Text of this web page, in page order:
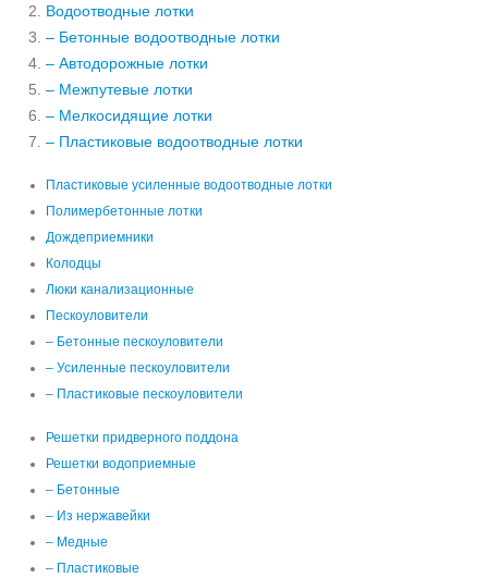
Водоотводные лотки
– Бетонные водоотводные лотки
– Автодорожные лотки
– Межпутевые лотки
– Мелкосидящие лотки
– Пластиковые водоотводные лотки
Пластиковые усиленные водоотводные лотки
Полимербетонные лотки
Дождеприемники
Колодцы
Люки канализационные
Пескоуловители
– Бетонные пескоуловители
– Усиленные пескоуловители
– Пластиковые пескоуловители
Решетки придверного поддона
Решетки водоприемные
– Бетонные
– Из нержавейки
– Медные
– Пластиковые